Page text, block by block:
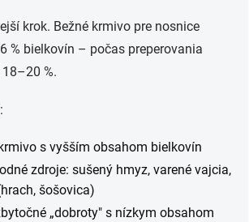
krok. Bežné krmivo pre nosnice
% bielkovín – počas preperovania
%.
s vyšším obsahom bielkovín
zdroje: sušený hmyz, varené vajcia,
šošovica)
„dobroty" s nízkym obsahom